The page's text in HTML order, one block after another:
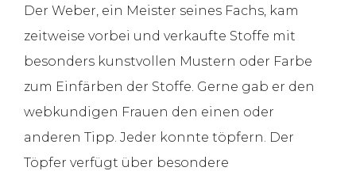
Der Weber, ein Meister seines Fachs, kam
zeitweise vorbei und verkaufte Stoffe mit
besonders kunstvollen Mustern oder Farbe
zum Einfärben der Stoffe. Gerne gab er den
webkundigen Frauen den einen oder
anderen Tipp. Jeder konnte töpfern. Der
Töpfer verfügt über besondere